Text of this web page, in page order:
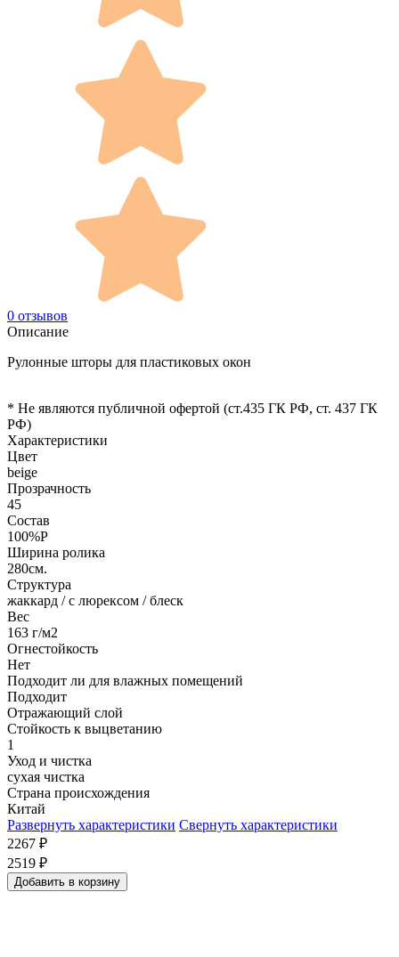
0 отзывов
Описание
Рулонные шторы для пластиковых окон
* Не являются публичной офертой (ст.435 ГК РФ, cт. 437 ГК
РФ)
Характеристики
Цвет
beige
Прозрачность
45
Состав
100%P
Ширина ролика
280см.
Структура
жаккард / с люрексом / блеск
Вес
163 г/м2
Огнестойкость
Нет
Подходит ли для влажных помещений
Подходит
Отражающий слой
Стойкость к выцветанию
1
Уход и чистка
сухая чистка
Страна происхождения
Китай
Развернуть характеристики Свернуть характеристики
2267 ₽
2519 ₽
Добавить в корзину